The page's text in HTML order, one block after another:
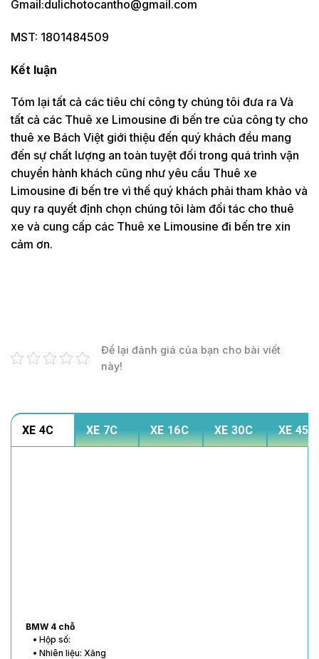
Gmail:dulichotocantho@gmail.com
MST: 1801484509
Kết luận
Tóm lại tất cả các tiêu chí công ty chúng tôi đưa ra Và
tất cả các Thuê xe Limousine đi bến tre của công ty cho
thuê xe Bách Việt giới thiệu đến quý khách đều mang
đến sự chất lượng an toàn tuyệt đối trong quá trình vận
chuyển hành khách cũng như yêu cầu Thuê xe
Limousine đi bến tre vì thế quý khách phải tham khảo và
quy ra quyết định chọn chúng tôi làm đối tác cho thuê
xe và cung cấp các Thuê xe Limousine đi bến tre xin
cảm ơn.
Để lại đánh giá của bạn cho bài viết
này!
XE 4C XE 7C XE 16C XE 30C XE 45C
BMW 4 chỗ
• Hộp số:
• Nhiên liệu: Xăng